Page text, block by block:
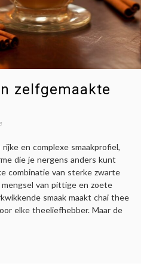
zelfgemaakte
en complexe smaakprofiel,
die je nergens anders kunt
combinatie van sterke zwarte
van pittige en zoete
smaak maakt chai thee
elke theeliefhebber. Maar de